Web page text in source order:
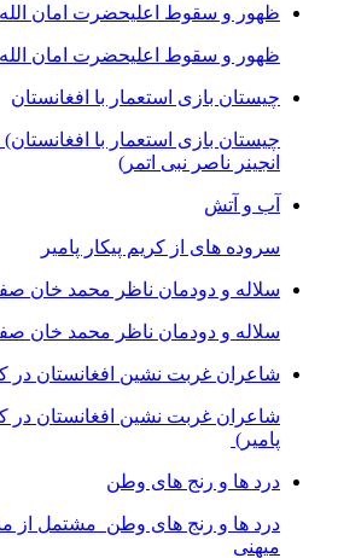
ظهور و سقوط اعلیحضرت امان
ظهور و سقوط اعلیحضرت امان الله
چیستان بازی استعمار با افغانستان
چیستان بازی استعمار با
انجینر ناصر نبی اتمر)
آب و آتش
سروده های از کریم پیکار پامیر
سلاله و دودمان ناظر محمد خان
سلاله و دودمان ناظر محمد خان
شاعران غربت نشین افغانستان در
شاعران غربت نشین افغانستان در
پامیر)
درد ها و رنج های وطن
درد ها و رنج های وطن مشتمل از
میهنی